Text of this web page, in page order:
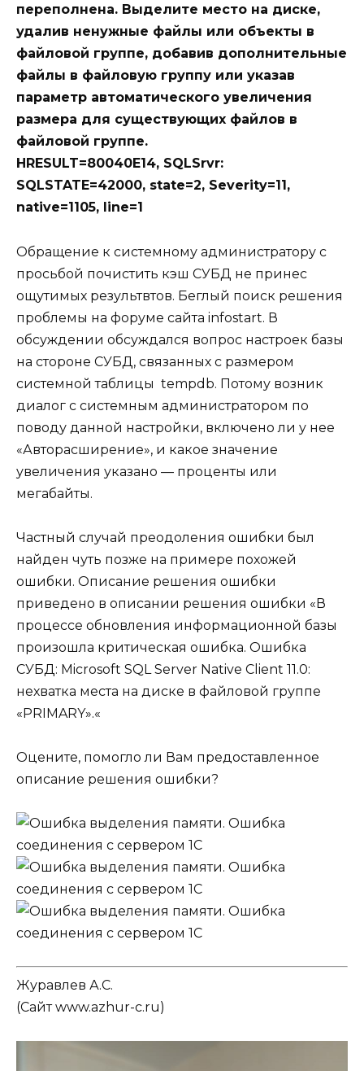
переполнена. Выделите место на диске,
удалив ненужные файлы или объекты в
файловой группе, добавив дополнительные
файлы в файловую группу или указав
параметр автоматического увеличения
размера для существующих файлов в
файловой группе.
HRESULT=80040E14, SQLSrvr:
SQLSTATE=42000, state=2, Severity=11,
native=1105, line=1
Обращение к системному администратору с
просьбой почистить кэш СУБД не принес
ощутимых результвтов. Беглый поиск решения
проблемы на форуме сайта infostart. В
обсуждении обсуждался вопрос настроек базы
на стороне СУБД, связанных с размером
системной таблицы tempdb. Потому возник
диалог с системным администратором по
поводу данной настройки, включено ли у нее
«Авторасширение», и какое значение
увеличения указано — проценты или
мегабайты.
Частный случай преодоления ошибки был
найден чуть позже на примере похожей
ошибки. Описание решения ошибки
приведено в описании решения ошибки «В
процессе обновления информационной базы
произошла критическая ошибка. Ошибка
СУБД: Microsoft SQL Server Native Client 11.0:
нехватка места на диске в файловой группе
«PRIMARY».«
Оцените, помогло ли Вам предоставленное
описание решения ошибки?
Журавлев А.С.
(Сайт www.azhur-c.ru)